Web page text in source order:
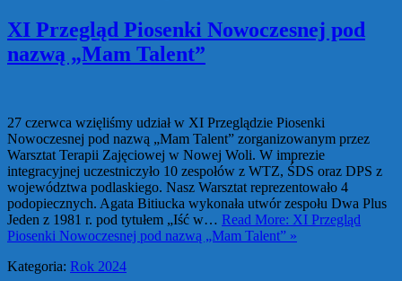
XI Przegląd Piosenki Nowoczesnej pod
nazwą „Mam Talent”
27 czerwca wzięliśmy udział w XI Przeglądzie Piosenki
Nowoczesnej pod nazwą „Mam Talent” zorganizowanym przez
Warsztat Terapii Zajęciowej w Nowej Woli. W imprezie
integracyjnej uczestniczyło 10 zespołów z WTZ, ŚDS oraz DPS z
województwa podlaskiego. Nasz Warsztat reprezentowało 4
podopiecznych. Agata Bitiucka wykonała utwór zespołu Dwa Plus
Jeden z 1981 r. pod tytułem „Iść w… Read More: XI Przegląd
Piosenki Nowoczesnej pod nazwą „Mam Talent” »
Kategoria: Rok 2024